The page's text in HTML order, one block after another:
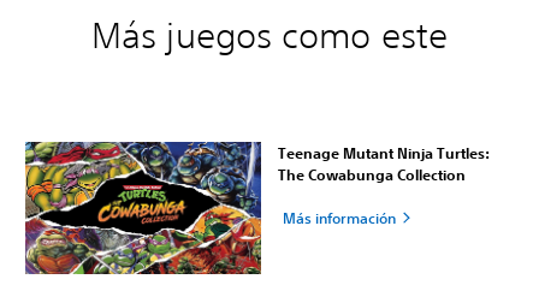
Más juegos como este
Teenage Mutant Ninja Turtles:
The Cowabunga Collection
Más información